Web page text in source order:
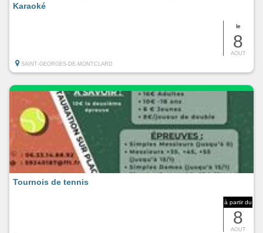
le
8
AOUT
Karaoké
SAINT-GEORGES-DE-MONTCLARD
à partir du
8
AOUT
Tournois de tennis